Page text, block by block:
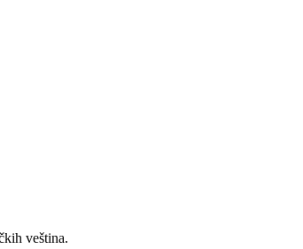
veština.